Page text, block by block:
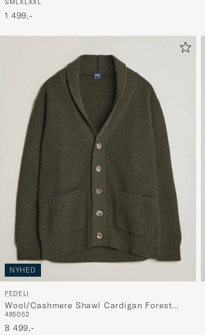
Mid Grey
SMLXLXXL
1 499,-
NYHED
FEDELI
Wool/Cashmere Shawl Cardigan Forest
Green
485052
8 499,-